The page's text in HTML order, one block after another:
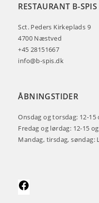
RESTAURANT B-SPIS
Sct. Peders Kirkeplads 9
4700 Næstved
+45 28151667
info@b-spis.dk
ÅBNINGSTIDER
Onsdag og torsdag: 12-15
Fredag og lørdag: 12-15
Mandag, tirsdag, søndag: